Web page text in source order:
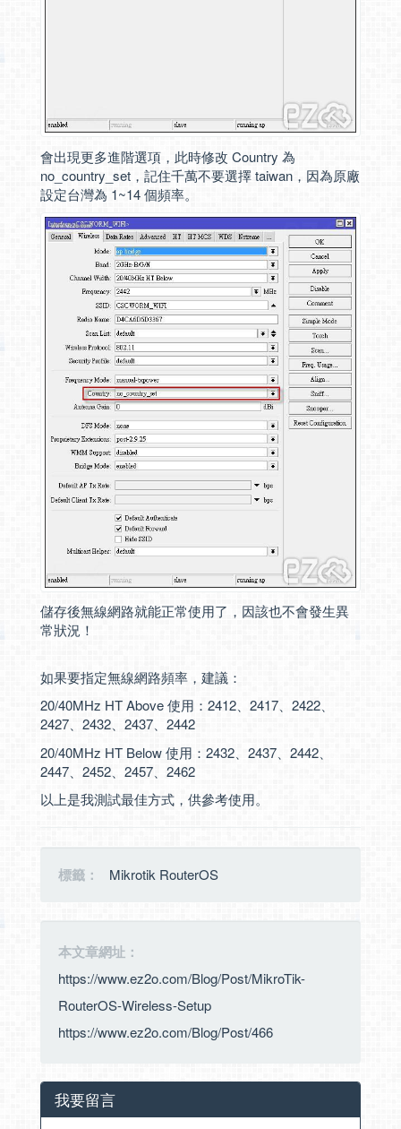
會出現更多進階選項，此時修改 Country 為
no_country_set，記住千萬不要選擇 taiwan，因為原廠
設定台灣為 1~14 個頻率。
儲存後無線網路就能正常使用了，因該也不會發生異
常狀況！
如果要指定無線網路頻率，建議：
20/40MHz HT Above 使用：2412、2417、2422、
2427、2432、2437、2442
20/40MHz HT Below 使用：2432、2437、2442、
2447、2452、2457、2462
以上是我測試最佳方式，供參考使用。
標籤： Mikrotik RouterOS
本文章網址：
https://www.ez2o.com/Blog/Post/MikroTik-
RouterOS-Wireless-Setup
https://www.ez2o.com/Blog/Post/466
我要留言